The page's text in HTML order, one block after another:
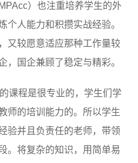
）也注重培养学生的外
个人能力和积攒实战经验。
又较愿意适应那种工作量较
，国企兼顾了稳定与精彩。
课程是很专业的，学生们学
师的培训能力的。所以学生
验并且负责任的老师，带领
。将复杂的知识，用简单易